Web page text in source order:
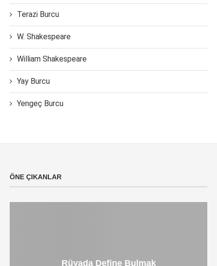
Terazi Burcu
W. Shakespeare
William Shakespeare
Yay Burcu
Yengeç Burcu
ÖNE ÇIKANLAR
Rüyada Define Bulmak